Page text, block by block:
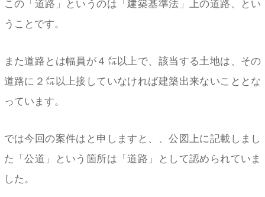
この「道路」というのは「建築基準法」上の道路、とい
うことです。
また道路とは幅員が４㍍以上で、該当する土地は、その
道路に２㍍以上接していなければ建築出来ないこととな
っています。
では今回の案件はと申しますと、、公図上に記載しまし
た「公道」という箇所は「道路」として認められていま
した。